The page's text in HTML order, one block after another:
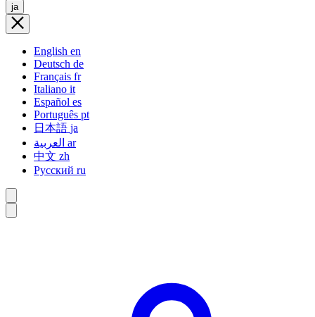
ja
English en
Deutsch de
Français fr
Italiano it
Español es
Português pt
日本語 ja
ar
中文 zh
Русский ru